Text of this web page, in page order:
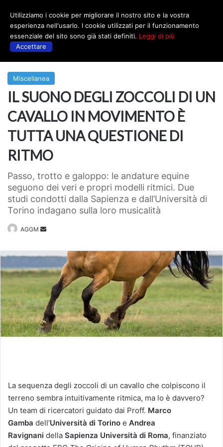
Miscellanea
IL SUONO DEGLI ZOCCOLI DI UN
CAVALLO IN MOVIMENTO È
TUTTA UNA QUESTIONE DI
RITMO
Passo, trotto e galoppo: le andature equine
seguono dei veri e propri modelli ritmici. Due
studi condotti dalla Sapienza e dall’Università di
Torino indagano sulla loro musicalità
AGGM
Invia
La sequenza degli zoccoli di un cavallo che colpiscono il
terreno sembra intuitivamente ritmica, ma lo è davvero?
Un team di ricercatori guidato dai Proff. Marco
Gamba dell’Università di Torino e Andrea
Ravignani della Sapienza Università di Roma, finanziato
Utilizziamo i cookie per migliorare il nostro sito e la vostra
esperienza nell'usarlo. I cookie utilizzati per il funzionamento
essenziale del sito sono già stati definiti. Leggi di più
Accettare